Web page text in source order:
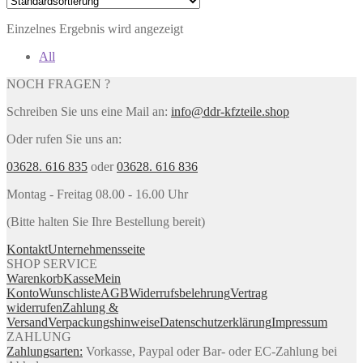
Einzelnes Ergebnis wird angezeigt
All
NOCH FRAGEN ?
Schreiben Sie uns eine Mail an: info@ddr-kfzteile.shop
Oder rufen Sie uns an:
03628. 616 835 oder03628. 616 836
Montag - Freitag 08.00 - 16.00 Uhr
(Bitte halten Sie Ihre Bestellung bereit)
KontaktUnternehmensseite
SHOP SERVICE
WarenkorbKasseMein
KontoWunschlisteAGBWiderrufsbelehrungVertrag
widerrufenZahlung &
VersandVerpackungshinweiseDatenschutzerklärungImpressum
ZAHLUNG
Zahlungsarten: Vorkasse, Paypal oder Bar- oder EC-Zahlung bei